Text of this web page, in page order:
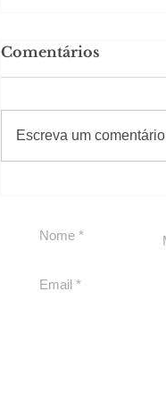
LIV CONECTA
Comentários
Escreva um comentário
#Sugestões